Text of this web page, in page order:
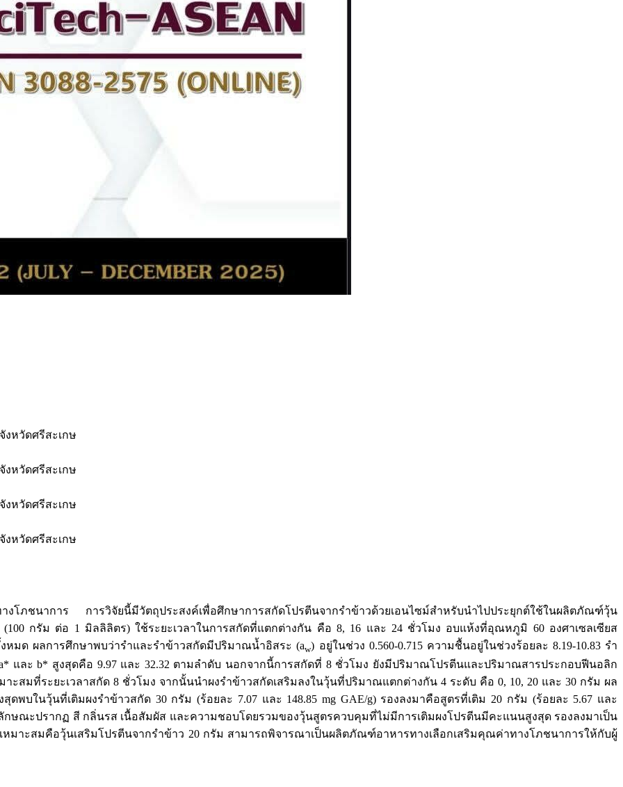
หวัดศรีสะเกษ
หวัดศรีสะเกษ
หวัดศรีสะเกษ
หวัดศรีสะเกษ
งโภชนาการ การวิจัยนี้มีวัตถุประสงค์เพื่อศึกษาการสกัดโปรตีนจากรำข้าวด้วยเอนไซม์สำหรับนำไปประยุกต์ใช้ในผลิตภัณฑ์วุ้น
กรัม ต่อ 1 มิลลิลิตร) ใช้ระยะเวลาในการสกัดที่แตกต่างกัน คือ 8, 16 และ 24 ชั่วโมง อบแห้งที่อุณหภูมิ 60 องศาเซลเซียส
มด ผลการศึกษาพบว่ารำและรำข้าวสกัดมีปริมาณน้ำอิสระ (aw) อยู่ในช่วง 0.560-0.715 ความชื้นอยู่ในช่วงร้อยละ 8.19-10.83 รำ
และ b* สูงสุดคือ 9.97 และ 32.32 ตามลำดับ นอกจากนี้การสกัดที่ 8 ชั่วโมง ยังมีปริมาณโปรตีนและปริมาณสารประกอบฟีนอลิก
าะสมที่ระยะเวลาสกัด 8 ชั่วโมง จากนั้นนำผงรำข้าวสกัดเสริมลงในวุ้นที่ปริมาณแตกต่างกัน 4 ระดับ คือ 0, 10, 20 และ 30 กรัม ผล
บในวุ้นที่เติมผงรำข้าวสกัด 30 กรัม (ร้อยละ 7.07 และ 148.85 mg GAE/g) รองลงมาคือสูตรที่เติม 20 กรัม (ร้อยละ 5.67 และ
กษณะปรากฏ สี กลิ่นรส เนื้อสัมผัส และความชอบโดยรวมของวุ้นสูตรควบคุมที่ไม่มีการเติมผงโปรตีนมีคะแนนสูงสุด รองลงมาเป็น
หมาะสมคือวุ้นเสริมโปรตีนจากรำข้าว 20 กรัม สามารถพิจารณาเป็นผลิตภัณฑ์อาหารทางเลือกเสริมคุณค่าทางโภชนาการให้กับผู้